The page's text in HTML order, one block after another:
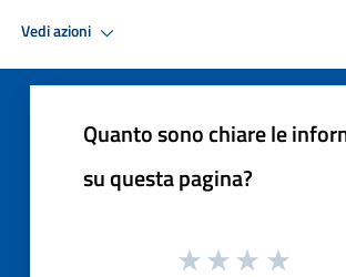
Vedi azioni
Quanto sono chiare le
su questa pagina?